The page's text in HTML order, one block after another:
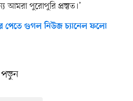
আমরা পুরোপুরি প্রস্তুত।’
পেতে গুগল নিউজ চ্যানেল ফলো